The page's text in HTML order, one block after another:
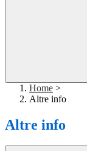
Home >
Altre info
Altre info